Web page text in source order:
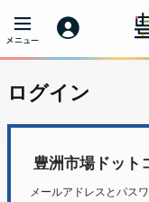
ログイン
豊洲市場ドット
メールアドレスとパス